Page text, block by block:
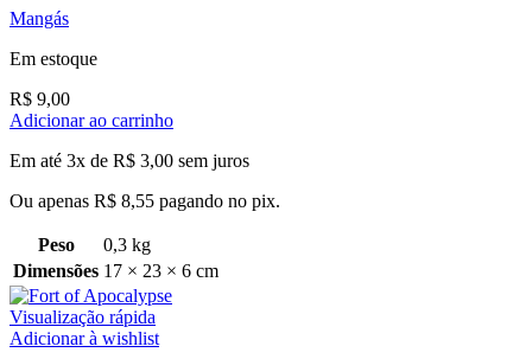
Mangás
Em estoque
R$ 9,00
Adicionar ao carrinho
Em até 3x de R$ 3,00 sem juros
Ou apenas R$ 8,55 pagando no pix.
Peso
0,3 kg
Dimensões 17 × 23 × 6 cm
Visualização rápida
Adicionar à wishlist